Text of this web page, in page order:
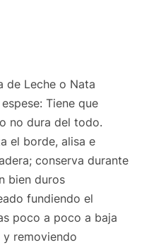
de Leche o Nata
Tiene que
no dura del todo.
el borde, alisa e
conserva durante
bien duros
fundiendo el
poco a poco a baja
removiendo